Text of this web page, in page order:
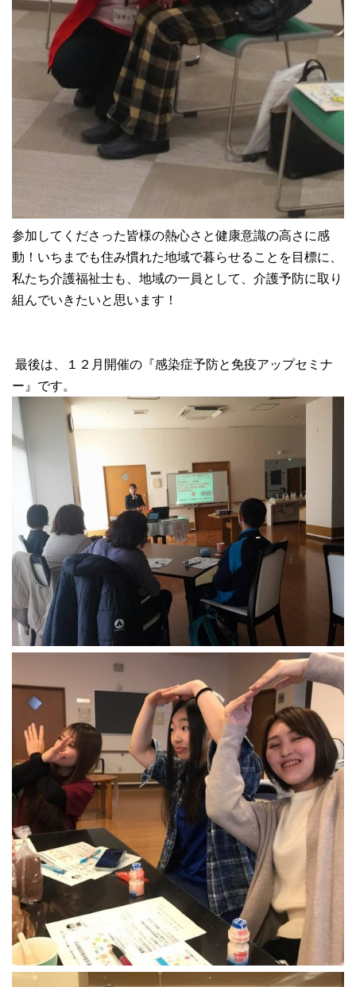
参加してくださった皆様の熱心さと健康意識の高さに感
動！いちまでも住み慣れた地域で暮らせることを目標に、
私たち介護福祉士も、地域の一員として、介護予防に取り
組んでいきたいと思います！
最後は、１２月開催の『感染症予防と免疫アップセミナ
ー』です。